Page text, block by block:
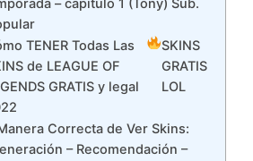
– capitulo 1 (Tony) Sub.
TENER Todas Las
de LEAGUE OF
GRATIS y legal
SKINS
GRATIS
LOL
Correcta de Ver Skins:
– Recomendación –